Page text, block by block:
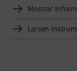
Mostrar
Larsen